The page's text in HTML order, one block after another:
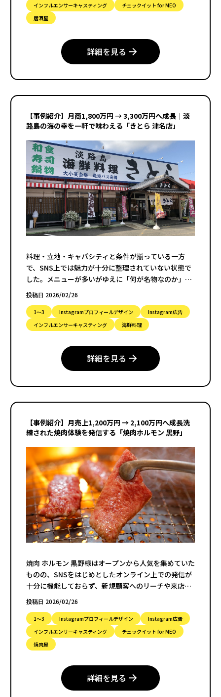
インフルエンサーキャスティング
チェックイット for MEO
居酒屋
詳細を見る
【事例紹介】月商1,800万円 → 3,300万円へ成長｜淡
路島の海の幸を一軒で味わえる「きとら 津名店」
料理・立地・キャパシティと条件が揃っている一方
で、SNS上では魅力が十分に整理されていない状態で
した。メニューが多いがゆえに「何が名物なのか」
「どんなシーンで使いやすい店なのか」が伝わりづら
ました。
投稿日 2026/02/26
1〜3 Instagramプロフィールデザイン
Instagram広告
インフルエンサーキャスティング
海鮮料理
詳細を見る
【事例紹介】月売上1,200万円 → 2,100万円へ成長洗
練された焼肉体験を発信する「焼肉ホルモン 黒野」
焼肉 ホルモン 黒野様はオープンから人気を集めていた
ものの、SNSをはじめとしたオンライン上での発信が
十分に機能しておらず、新規顧客へのリーチや来店動
機の創出に課題を抱えていました。
投稿日 2026/02/26
1〜3 Instagramプロフィールデザイン
Instagram広告
インフルエンサーキャスティング
チェックイット for MEO
焼肉屋
詳細を見る